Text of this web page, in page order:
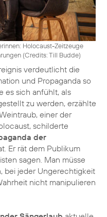
Holocaust-Zeitzeuge
(Credits: Till Budde)
verdeutlicht die
und Propaganda so
es sich anfühlt, als
zu werden, erzählte
einer der
schilderte
der
Er rät dem Publikum
sagen. Man müsse
bei jeder Ungerechtigkeit
nicht manipulieren